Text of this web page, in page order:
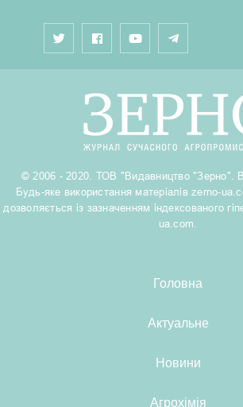
© 2006 - 2020. ТОВ "Видавництво "Зерно".
Будь-яке використання матеріалів zerno-
дозволяється із зазначенням індексованого
ua.com.
Головна
Актуальне
Новини
Агрохімія